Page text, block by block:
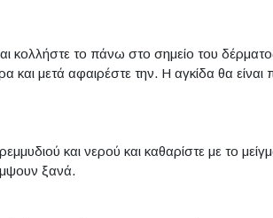
κολλήστε το πάνω στο σημείο του
και μετά αφαιρέστε την. Η αγκίδα θα είναι
και νερού και καθαρίστε με το
ξανά.